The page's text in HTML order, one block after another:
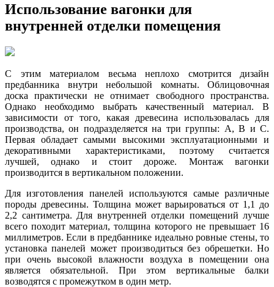
Использование вагонки для
внутренней отделки помещения
С этим материалом весьма неплохо смотрится дизайн
предбанника внутри небольшой комнаты. Облицовочная
доска практически не отнимает свободного пространства.
Однако необходимо выбрать качественный материал. В
зависимости от того, какая древесина использовалась для
производства, он подразделяется на три группы: А, В и С.
Первая обладает самыми высокими эксплуатационными и
декоративными характеристиками, поэтому считается
лучшей, однако и стоит дороже. Монтаж вагонки
производится в вертикальном положении.
Для изготовления панелей используются самые различные
породы древесины. Толщина может варьироваться от 1,1 до
2,2 сантиметра. Для внутренней отделки помещений лучше
всего походит материал, толщина которого не превышает 16
миллиметров. Если в предбаннике идеально ровные стены, то
установка панелей может производиться без обрешетки. Но
при очень высокой влажности воздуха в помещении она
является обязательной. При этом вертикальные балки
возводятся с промежутком в один метр.